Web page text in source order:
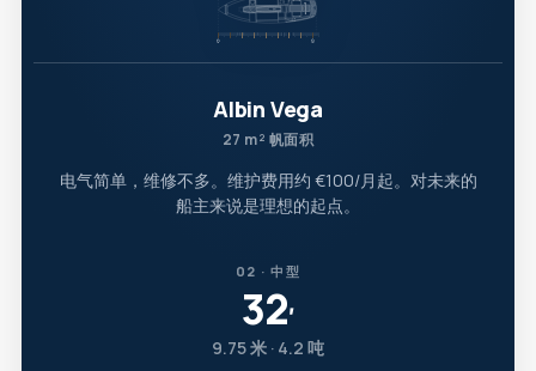
Albin Vega
27 m² 帆面积
电气简单，维修不多。维护费用约 €100/月起。对未来的
船主来说是理想的起点。
02 · 中型
32′
9.75 米 · 4.2 吨